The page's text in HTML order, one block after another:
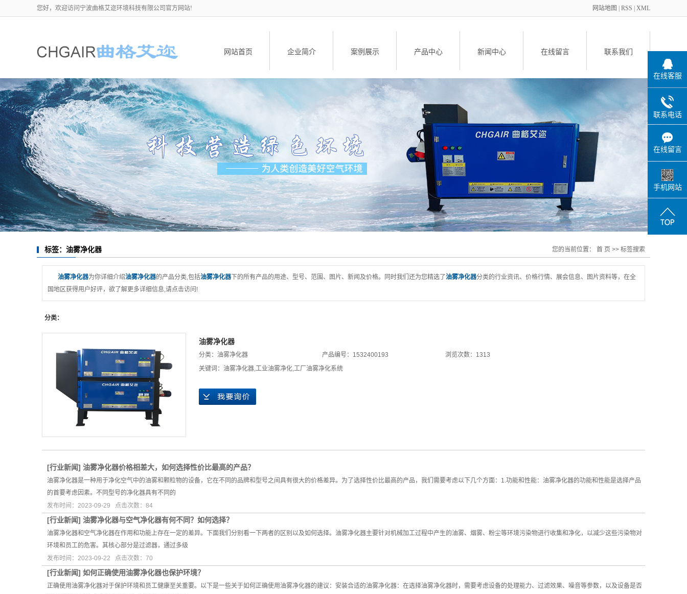
您好，欢迎访问宁波曲格艾迩环境科技有限公司官方网站! 网站地图 RSS XML
网站首页 企业简介 案例展示 产品中心
工业油烟净化设备
油雾净化器
油雾净化器配件
升降车
新闻中心 在线留言 联系我们
标签：油雾净化器 您的当前位置： 首 页 >> 标签搜索
油雾净化器为你详细介绍油雾净化器的产品分类,包括油雾净化器 下的所有产品的用途、型号、范围、图片、新闻及价格。同时我们还为您精选了油雾净化器分类的行业资讯、价格行情、展会信息、图片资料等，在全
国地区获得用户好评，欲了解更多详细信息,请点击访问!
分类：
油雾净化器
分类： 油雾净化器 产品编号：1532400193
浏览次数：1313
关键词： 油雾净化器,工业油雾净化,工厂油雾净化系统
[行业新闻] 油雾净化器价格相差大，如何选择性价比最高的产品？
油雾净化器是一种用于净化空气中的油雾和颗粒物的设备，它在不同的品牌和型号之间具有很大的价格差异。为了选择性价比最高的产品，我们需要考虑以下几个方面：1.功能和性能：油雾净化器的功能和性能是选择产品
的首要考虑因素。不同型号的净化器具有不同的
发布时间：2023-09-29 点击次数：84
[行业新闻] 油雾净化器与空气净化器有何不同？如何选择？
油雾净化器和空气净化器在作用和功能上存在一定的差异。下面我们分别看一下两者的区别以及如何选择。油雾净化器主要针对机械加工过程中产生的油雾、烟雾、粉尘等环境污染物进行收集和净化，以减少这些污染物对
环境和员工的危害。其核心部分是过滤器，通过多级
发布时间：2023-09-22 点击次数：70
[行业新闻] 如何正确使用油雾净化器也保护环境？
正确使用油雾净化器对于保护环境和员工健康至关重要。以下是一些关于如何正确使用油雾净化器的建议：安装合适的油雾净化器：在选择油雾净化器时，需要考虑设备的处理能力、过滤效果、噪音等参数，以及设备是否
在线客服
联系电话
在线留言
手机网站